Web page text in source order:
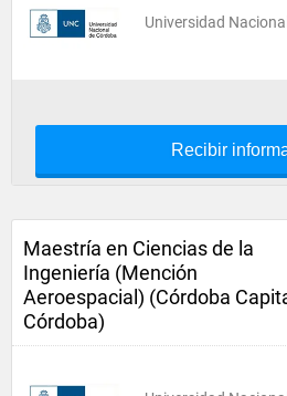
Universidad
Recibir
Maestría en Ciencias de la
Ingeniería (Mención
Aeroespacial) (Córdoba
Córdoba)